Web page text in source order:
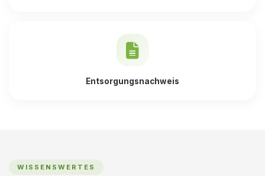
Entsorgungsnachweis
WISSENSWERTES